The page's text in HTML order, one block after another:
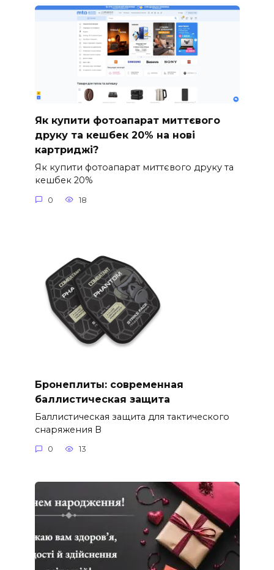
Як купити фотоапарат миттєвого
друку та кешбек 20% на нові
картриджі?
Як купити фотоапарат миттєвого друку та
кешбек 20%
0 18
Бронеплиты: современная
баллистическая защита
Баллистическая защита для тактического
снаряжения В
0 13